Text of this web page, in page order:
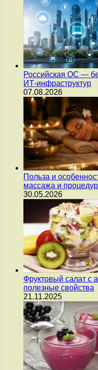
Российская ОС —
ИТ-инфраструктур
07.08.2026
Польза и
массажа и
30.05.2026
Фруктовый салат с
полезные свойства
21.11.2025